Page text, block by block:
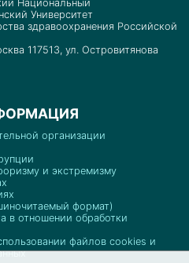
Национальный
Университет
здравоохранения Российской
117513, ул. Островитянова
организации
и экстремизму
формат)
в отношении обработки
файлов cookies и